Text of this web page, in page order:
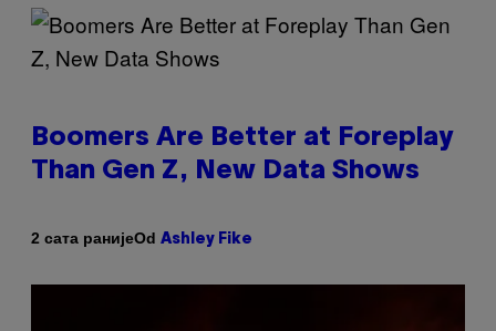
Boomers Are Better at Foreplay
Than Gen Z, New Data Shows
2 сата ранијеOd Ashley Fike